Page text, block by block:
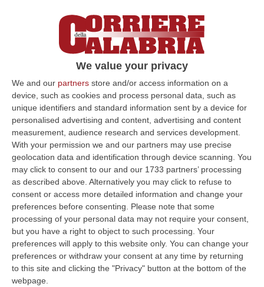
We value your privacy
We and our partners store and/or access information on a
device, such as cookies and process personal data, such as
unique identifiers and standard information sent by a device for
personalised advertising and content, advertising and content
measurement, audience research and services development.
With your permission we and our partners may use precise
geolocation data and identification through device scanning. You
may click to consent to our and our 1733 partners’ processing
as described above. Alternatively you may click to refuse to
consent or access more detailed information and change your
preferences before consenting. Please note that some
processing of your personal data may not require your consent,
but you have a right to object to such processing. Your
preferences will apply to this website only. You can change your
preferences or withdraw your consent at any time by returning
to this site and clicking the "Privacy" button at the bottom of the
webpage.
e che andrebbero potenziate. Parliamo delle
Stroke unit, i centri d’eccellenza per la
prevenzione e la cura della terza causa di
decessi dopo l’infarto e il tumore. In Calabria,
con una popolazione considerata a rischio di
circa due milioni ne abbiamo solo tre:
Cosenza, Vibo Valentia e Reggio Calabria. Le
province di Catanzaro e di Crotone ne sono,
dunque, sprovviste. Eppure i dati ci dicono
che il fatto che se il paziente sia subito preso
in carico da un centro specialistico può fare
la differenza non solo per salvargli la vita, ma
anche per un recupero ottimale.
Quello di Vibo Valentia, il dipartimento di
Scienze Neurologiche dell’ospedale